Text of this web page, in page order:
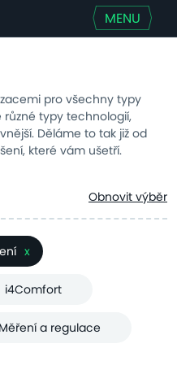
MENU
pro všechny typy
různé typy technologií,
Děláme to tak již od
které vám ušetří.
Obnovit výběr
x
i4Comfort
Měření a regulace